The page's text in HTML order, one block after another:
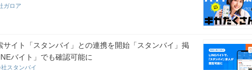
ガロア
イト「スタンバイ」との連携を開始「スタンバイ」掲
バイト」でも確認可能に
スタンバイ